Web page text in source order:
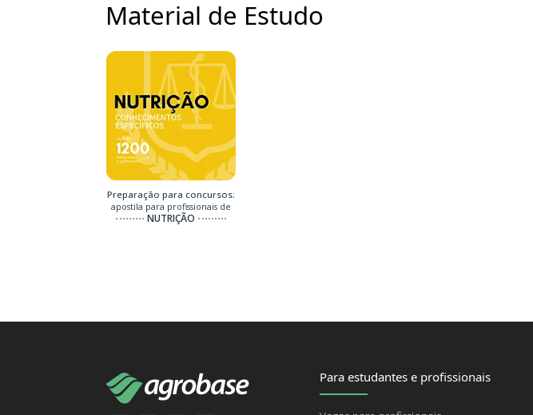
Material de Estudo
Preparação para concursos:
apostila para profissionais de
NUTRIÇÃO
Para estudantes e profissionais